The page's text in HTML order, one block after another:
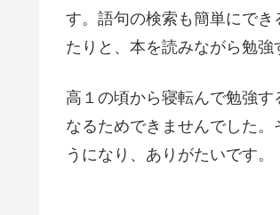
す。語句の検索も簡単にで
たりと、本を読みながら勉強
高１の頃から寝転んで勉強
なるためできませんでした
うになり、ありがたいです。